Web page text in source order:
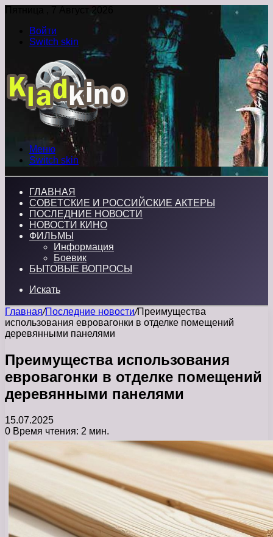
Пятница , 7 Август 2026
Войти
Switch skin
Меню
Switch skin
ГЛАВНАЯ
СОВЕТСКИЕ И РОССИЙСКИЕ АКТЕРЫ
ПОСЛЕДНИЕ НОВОСТИ
НОВОСТИ КИНО
ФИЛЬМЫ
Информация
Боевик
БЫТОВЫЕ ВОПРОСЫ
Искать
Главная/Последние новости/Преимущества
использования евровагонки в отделке помещений
деревянными панелями
Преимущества использования
евровагонки в отделке помещений
деревянными панелями
15.07.2025
0 Время чтения: 2 мин.